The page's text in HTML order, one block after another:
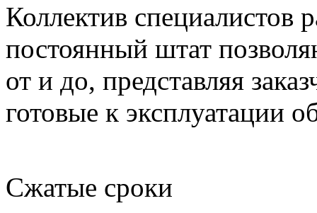
Коллектив специалистов
постоянный штат
от и до, представляя
готовые к эксплуатации
Сжатые сроки